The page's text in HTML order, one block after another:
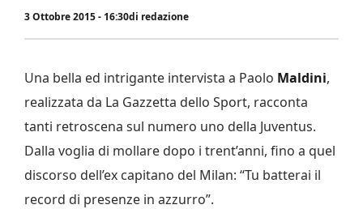
3 Ottobre 2015 - 16:30di redazione
Una bella ed intrigante intervista a Paolo Maldini,
realizzata da La Gazzetta dello Sport, racconta
tanti retroscena sul numero uno della Juventus.
Dalla voglia di mollare dopo i trent’anni, fino a quel
discorso dell’ex capitano del Milan: “Tu batterai il
record di presenze in azzurro”.